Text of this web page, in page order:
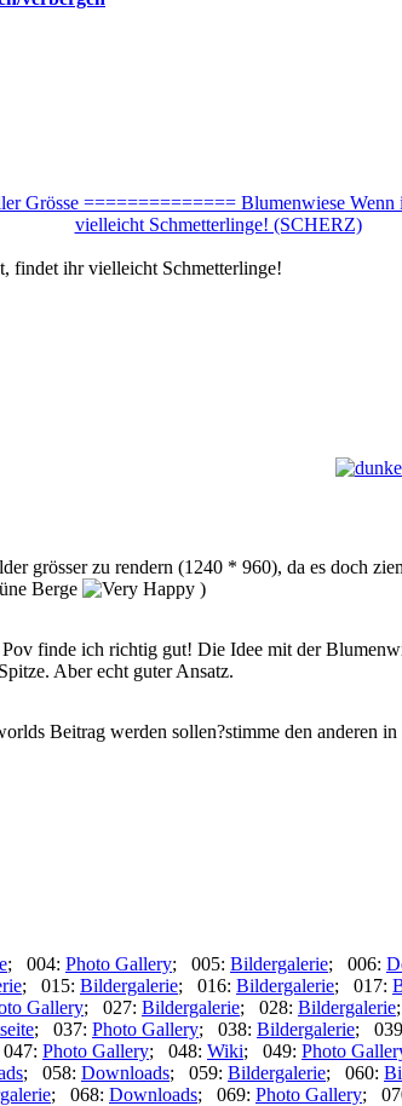
findet ihr vielleicht Schmetterlinge!
grösser zu rendern (1240 * 960), da es doch
Berge
)
finde ich richtig gut! Die Idee mit der
Aber echt guter Ansatz.
Beitrag werden sollen?stimme den anderen
; 004: Photo Gallery; 005: Bildergalerie; 006:
; 015: Bildergalerie; 016: Bildergalerie; 017:
Gallery; 027: Bildergalerie; 028: Bildergalerie
; 037: Photo Gallery; 038: Bildergalerie;
Photo Gallery; 048: Wiki; 049: Photo
; 058: Downloads; 059: Bildergalerie; 060:
; 068: Downloads; 069: Photo Gallery;